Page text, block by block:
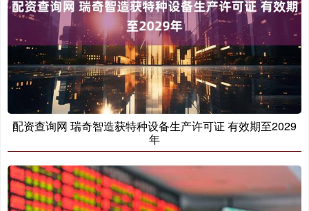
配资查询网 瑞奇智造获特种设备生产许可证 有效期至2029
年